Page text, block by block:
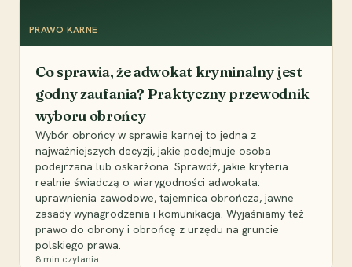
PRAWO KARNE
Co sprawia, że adwokat kryminalny jest
godny zaufania? Praktyczny przewodnik
wyboru obrońcy
Wybór obrońcy w sprawie karnej to jedna z
najważniejszych decyzji, jakie podejmuje osoba
podejrzana lub oskarżona. Sprawdź, jakie kryteria
realnie świadczą o wiarygodności adwokata:
uprawnienia zawodowe, tajemnica obrończa, jawne
zasady wynagrodzenia i komunikacja. Wyjaśniamy też
prawo do obrony i obrońcę z urzędu na gruncie
polskiego prawa.
8 min czytania